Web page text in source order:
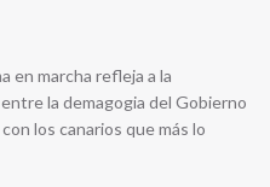
en marcha refleja a la
la demagogia del Gobierno
los canarios que más lo